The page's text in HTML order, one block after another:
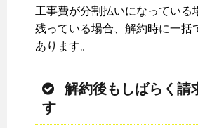
工事費が分割払いになっている
残っている場合、解約時に一括
あります。
解約後もしばらく請
す